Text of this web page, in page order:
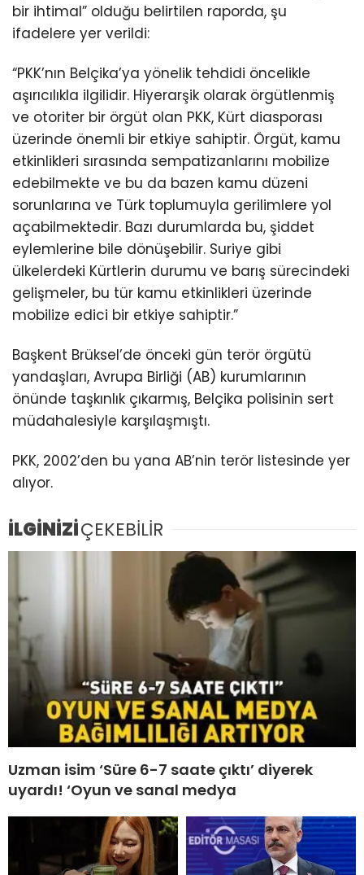
bir ihtimal” olduğu belirtilen raporda, şu
ifadelere yer verildi:
“PKK’nın Belçika’ya yönelik tehdidi öncelikle
aşırıcılıkla ilgilidir. Hiyerarşik olarak örgütlenmiş
ve otoriter bir örgüt olan PKK, Kürt diasporası
üzerinde önemli bir etkiye sahiptir. Örgüt, kamu
etkinlikleri sırasında sempatizanlarını mobilize
edebilmekte ve bu da bazen kamu düzeni
sorunlarına ve Türk toplumuyla gerilimlere yol
açabilmektedir. Bazı durumlarda bu, şiddet
eylemlerine bile dönüşebilir. Suriye gibi
ülkelerdeki Kürtlerin durumu ve barış sürecindeki
gelişmeler, bu tür kamu etkinlikleri üzerinde
mobilize edici bir etkiye sahiptir.”
Başkent Brüksel’de önceki gün terör örgütü
yandaşları, Avrupa Birliği (AB) kurumlarının
önünde taşkınlık çıkarmış, Belçika polisinin sert
müdahalesiyle karşılaşmıştı.
PKK, 2002’den bu yana AB’nin terör listesinde yer
alıyor.
İLGİNİZİÇEKEBİLİR
Uzman isim ‘Süre 6-7 saate çıktı’ diyerek
uyardı! ‘Oyun ve sanal medya